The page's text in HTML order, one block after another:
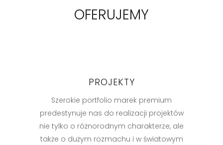
OFERUJEMY
PROJEKTY
Szerokie portfolio marek premium
predestynuje nas do realizacji projektów
nie tylko o różnorodnym charakterze, ale
także o dużym rozmachu i w światowym